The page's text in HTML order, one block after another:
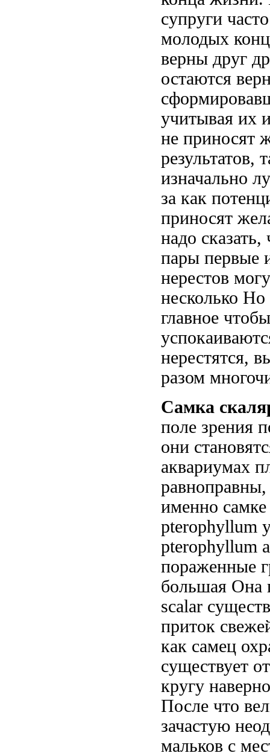
супруги часто
молодых
верны друг
остаются
учитывая их
не приносят
результатов,
изначально
за как
приносят
надо
пары первые
нерестов
несколько Но
главное
нерестятся,
разом
Самка
поле зрения
они
аквариумах
именно
pterophyllum
pterophyllum
пораженные
большая Она
scalar
приток
как самец
существует
кругу
После что
зачастую
мальков с